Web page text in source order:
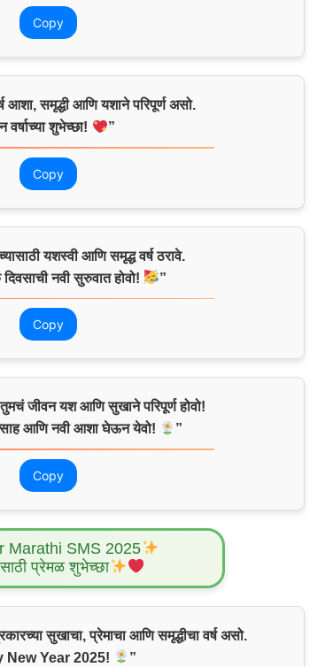
Copy
आशा, समृद्धी आणि यशाने परिपूर्ण असो.
वर्षाच्या शुभेच्छा!
”
Copy
यशस्वी आणि समृद्ध वर्ष ठरावे.
नवी सुरुवात होवो!
”
Copy
जीवन यश आणि सुखाने परिपूर्ण होवो!
आणि नवी आशा घेऊन येवो!
”
Copy
Marathi SMS 2025
प्रेमळ शुभेच्छा
सुखाचा, प्रेमाचा आणि समृद्धीचा वर्ष असो.
New Year 2025!
”